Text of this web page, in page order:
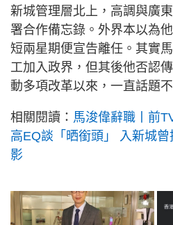
新城管理層北上，高調與廣
署合作備忘錄。外界本以為
短兩星期便宣告離任。其實
工加入政界，但其後他否認
動多項改革以來，一直話題不
相關閱讀： 馬浚偉辭職丨前
高EQ談「晒銜頭」 入新城
影